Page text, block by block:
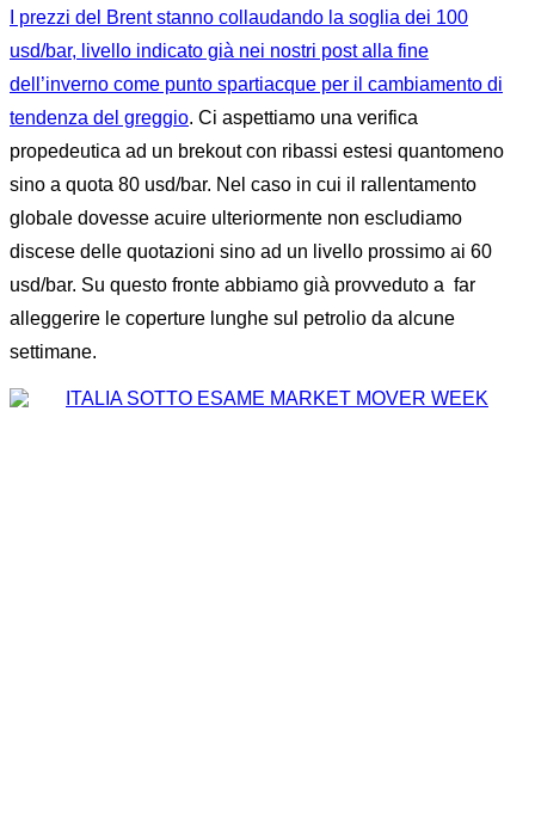
I prezzi del Brent stanno collaudando la soglia dei 100
usd/bar, livello indicato già nei nostri post alla fine
dell’inverno come punto spartiacque per il cambiamento di
tendenza del greggio. Ci aspettiamo una verifica
propedeutica ad un brekout con ribassi estesi quantomeno
sino a quota 80 usd/bar. Nel caso in cui il rallentamento
globale dovesse acuire ulteriormente non escludiamo
discese delle quotazioni sino ad un livello prossimo ai 60
usd/bar. Su questo fronte abbiamo già provveduto a far
alleggerire le coperture lunghe sul petrolio da alcune
settimane.